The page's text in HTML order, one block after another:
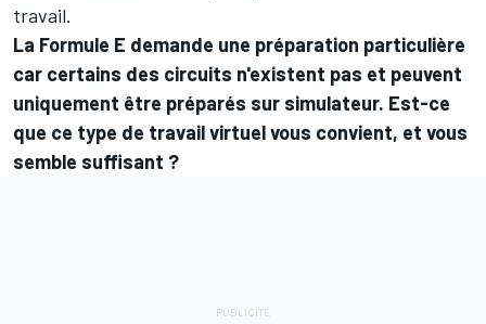
travail.
La Formule E demande une préparation particulière
car certains des circuits n'existent pas et peuvent
uniquement être préparés sur simulateur. Est-ce
que ce type de travail virtuel vous convient, et vous
semble suffisant ?